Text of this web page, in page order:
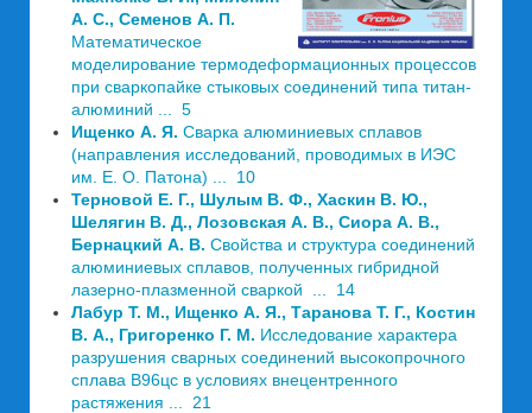
А. С., Семенов А. П.
Математическое
моделирование термодеформационных процессов
при сваркопайке стыковых соединений типа титан-
алюминий ... 5
Ищенко А. Я. Сварка алюминиевых сплавов
(направления исследований, проводимых в ИЭС
им. Е. О. Патона) ... 10
Терновой Е. Г., Шулым В. Ф., Хаскин В. Ю.,
Шелягин В. Д., Лозовская А. В., Сиора А. В.,
Бернацкий А. В. Свойства и структура соединений
алюминиевых сплавов, полученных гибридной
лазерно-плазменной сваркой ... 14
Лабур Т. М., Ищенко А. Я., Таранова Т. Г., Костин
В. А., Григоренко Г. М. Исследование характера
разрушения сварных соединений высокопрочного
сплава В96цс в условиях внецентренного
растяжения ... 21